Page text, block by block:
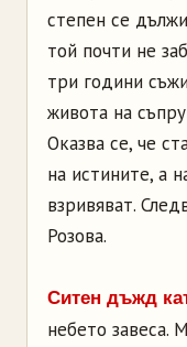
степен се
той почти не
три години
живота на
Оказва се, че
на истините, а
взривяват.
Розова.
Ситен дъжд
небето завеса.